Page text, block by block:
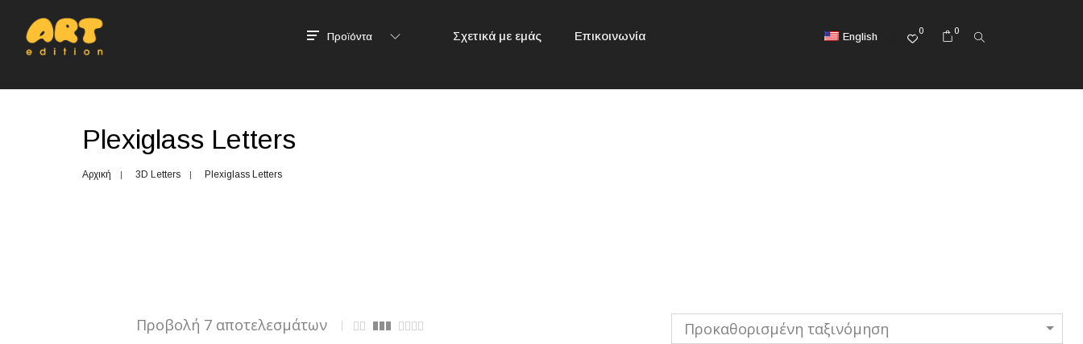
Προϊόντα Σχετικά με εμάς Επικοινωνία English 0 0
Plexiglass Letters
Αρχική 3D Letters Plexiglass Letters
Προβολή 7 αποτελεσμάτων Προκαθορισμένη ταξινόμηση